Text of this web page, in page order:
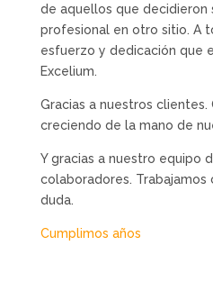
de aquellos que decidieron
profesional en otro sitio. A
esfuerzo y dedicación que
Excelium.
Gracias a nuestros clientes.
creciendo de la mano de
Y gracias a nuestro equipo
colaboradores. Trabajamos
duda.
Cumplimos años